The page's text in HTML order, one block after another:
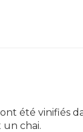
été vinifiés
un chai.